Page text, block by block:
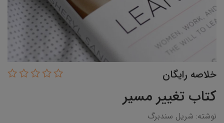
خلاصه رایگان
کتاب تغییر مسیر
نوشته: شریل سندبرگ